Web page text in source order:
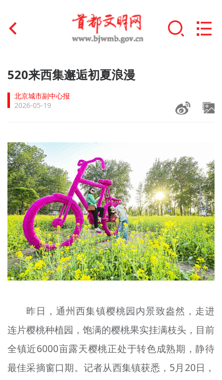
首页
文明创建
文明培育
未成年人思想道德建设
榜样人物
+
身边好人
文明评论
北京宣传文化引导基金
宣传思想文化人才
专题
资料库
+
520来西集邂逅初夏浪漫
北京城市副中心报
2026-05-19
昨日，通州西集镇樱桃园内景致盎然，走进
连片樱桃种植园，饱满的樱桃果实挂满枝头，目前
全镇近6000亩露天樱桃正处于转色成熟期，静待
最佳采摘窗口期。记者从西集镇获悉，5月20日，